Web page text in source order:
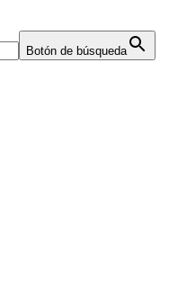
Botón de búsqueda